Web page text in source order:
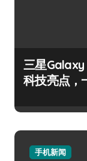
三星Galaxy
科技亮点，
手机新闻